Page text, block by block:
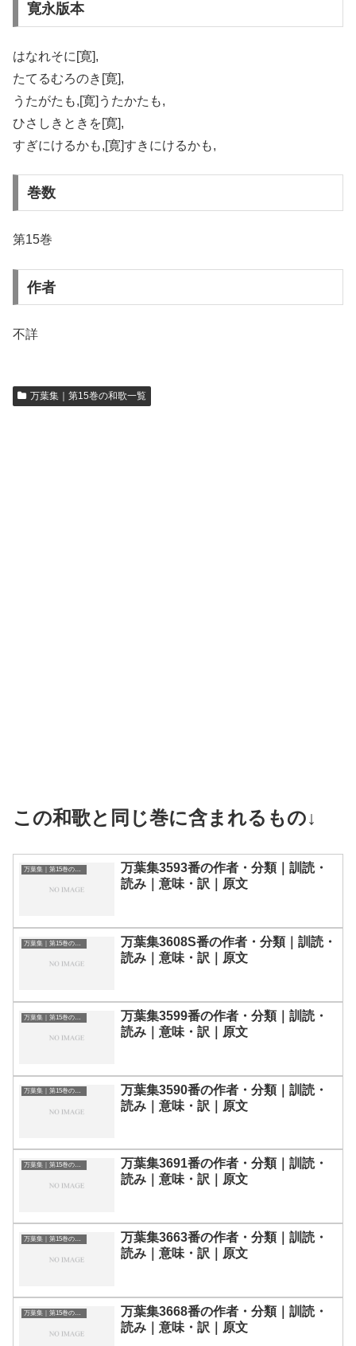
寛永版本
はなれそに[寛],
たてるむろのき[寛],
うたがたも,[寛]うたかたも,
ひさしきときを[寛],
すぎにけるかも,[寛]すきにけるかも,
巻数
第15巻
作者
不詳
万葉集｜第15巻の和歌一覧
この和歌と同じ巻に含まれるもの↓
万葉集｜第15巻の和歌一覧
万葉集3593番の作者・分類｜訓読・
読み｜意味・訳｜原文
万葉集｜第15巻の和歌一覧
万葉集3608S番の作者・分類｜訓読・
読み｜意味・訳｜原文
万葉集｜第15巻の和歌一覧
万葉集3599番の作者・分類｜訓読・
読み｜意味・訳｜原文
万葉集｜第15巻の和歌一覧
万葉集3590番の作者・分類｜訓読・
読み｜意味・訳｜原文
万葉集｜第15巻の和歌一覧
万葉集3691番の作者・分類｜訓読・
読み｜意味・訳｜原文
万葉集｜第15巻の和歌一覧
万葉集3663番の作者・分類｜訓読・
読み｜意味・訳｜原文
万葉集｜第15巻の和歌一覧
万葉集3668番の作者・分類｜訓読・
読み｜意味・訳｜原文